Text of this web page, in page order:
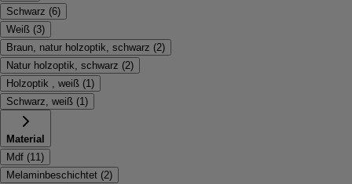
Schwarz (6)
Weiß (3)
Braun, natur holzoptik, schwarz (2)
Natur holzoptik, schwarz (2)
Holzoptik , weiß (1 )
Schwarz, weiß (1 )
Material
Mdf (11 )
Melaminbeschichtet (2)